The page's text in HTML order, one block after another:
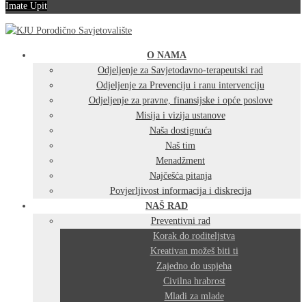
Imate Upit
O NAMA
Odjeljenje za Savjetodavno-terapeutski rad
Odjeljenje za Prevenciju i ranu intervenciju
Odjeljenje za pravne, finansijske i opće poslove
Misija i vizija ustanove
Naša dostignuća
Naš tim
Menadžment
Najčešća pitanja
Povjerljivost informacija i diskrecija
NAŠ RAD
Preventivni rad
Korak do roditeljstva
Kreativan možeš biti ti
Zajedno do uspjeha
Civilna hrabrost
Mladi za mlade